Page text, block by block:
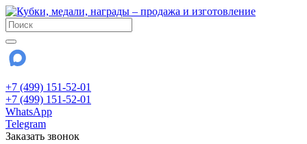
+7 (499) 151-52-01
+7 (499) 151-52-01
WhatsApp
Telegram
Заказать звонок